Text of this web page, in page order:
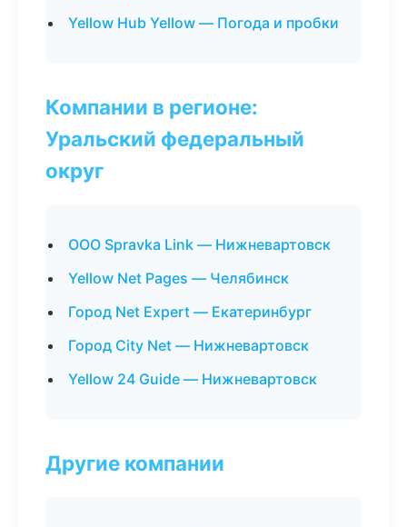
Yellow Hub Yellow — Погода и пробки
Компании в регионе:
Уральский федеральный
округ
ООО Spravka Link — Нижневартовск
Yellow Net Pages — Челябинск
Город Net Expert — Екатеринбург
Город City Net — Нижневартовск
Yellow 24 Guide — Нижневартовск
Другие компании